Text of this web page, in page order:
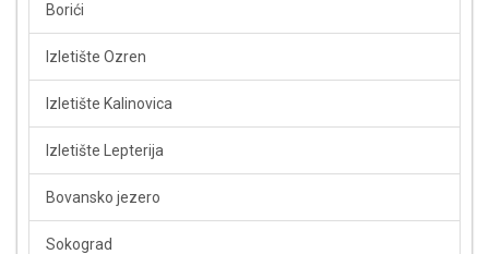
Borići
Izletište Ozren
Izletište Kalinovica
Izletište Lepterija
Bovansko jezero
Sokograd